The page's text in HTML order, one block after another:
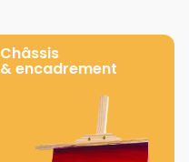
Châssis
& encadrement